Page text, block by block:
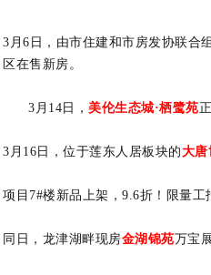
3月6日，由市住建和市房发协联合
区在售新房。
3月14日， 美伦生态城·栖鹭苑
3月16日，位于莲东人居板块的大唐
项目7#楼新品上架，9.6折！限量
同日，龙津湖畔现房金湖锦苑万宝